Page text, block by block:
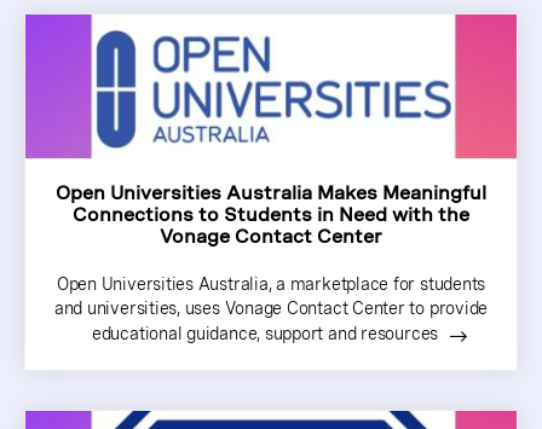
Open Universities Australia Makes Meaningful
Connections to Students in Need with the
Vonage Contact Center
Open Universities Australia, a marketplace for students
and universities, uses Vonage Contact Center to provide
educational guidance, support and resources